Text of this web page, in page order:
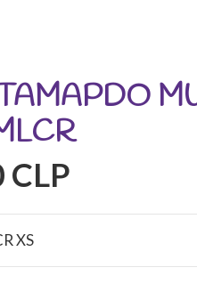
CLP
XS